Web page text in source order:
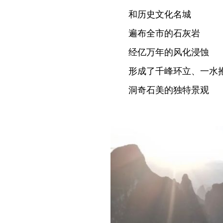
和历史文化名城
遍布全市的石灰岩
经亿万年的风化浸蚀
形成了千峰环立、一水
洞奇石美的独特景观